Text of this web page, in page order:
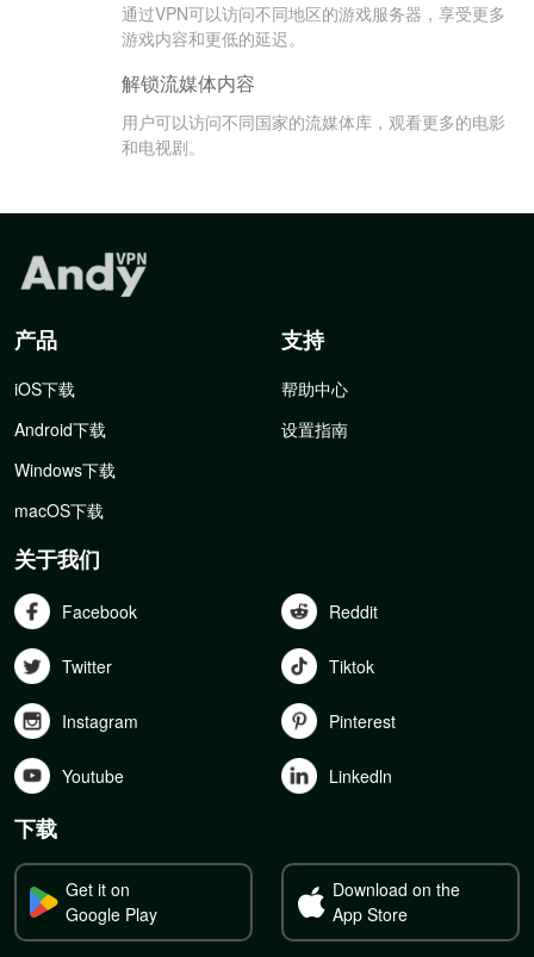
通过VPN可以访问不同地区的游戏服务器，享受更多
游戏内容和更低的延迟。
解锁流媒体内容
用户可以访问不同国家的流媒体库，观看更多的电影
和电视剧。
产品
iOS下载
Android下载
Windows下载
macOS下载
支持
帮助中心
设置指南
关于我们
Facebook Reddit
Twitter Tiktok
Instagram Pinterest
Youtube Linkedln
下载
Get it on
Google Play
Download on the
App Store